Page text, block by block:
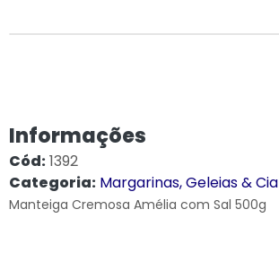
Informações
Cód:1392
Categoria: Margarinas, Geleias & Cia
Manteiga Cremosa Amélia com Sal 500g